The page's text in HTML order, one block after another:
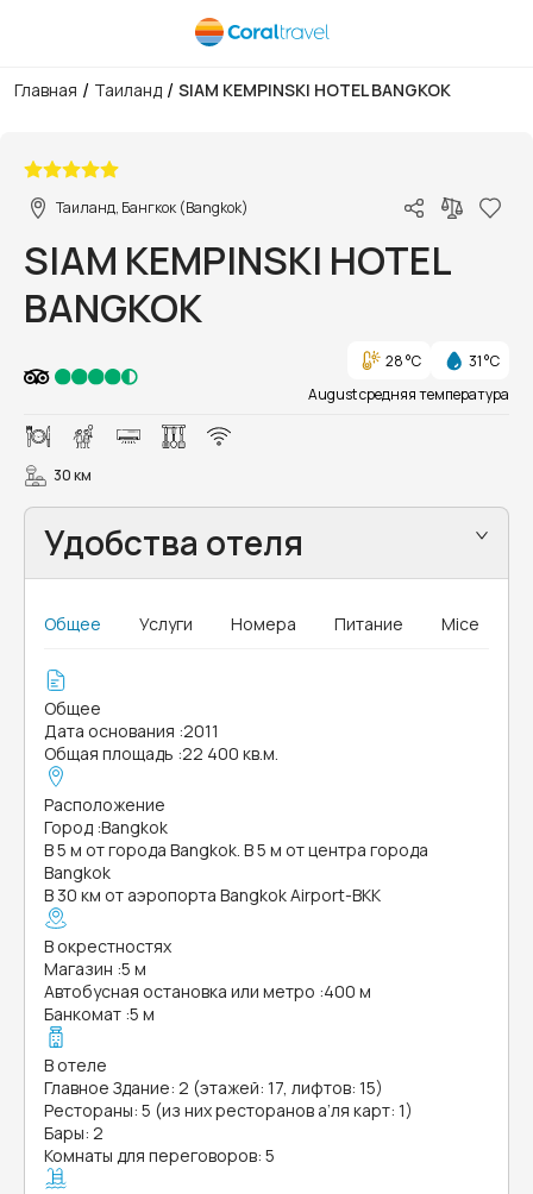
Главная / Таиланд / SIAM KEMPINSKI HOTEL BANGKOK
Таиланд, Бангкок (Bangkok)
SIAM KEMPINSKI HOTEL
BANGKOK
28 °C
31 °C
August средняя температура
30 км
Удобства отеля
Общее Услуги Номера Питание Mice
Общее
Дата основания :2011
Общая площадь :22 400 кв.м.
Расположение
Город :Bangkok
В 5 м от города Bangkok. В 5 м от центра города
Bangkok
В 30 км от аэропорта Bangkok Airport-BKK
В окрестностях
Магазин :5 м
Автобусная остановка или метро :400 м
Банкомат :5 м
В отеле
Главное Здание: 2 (этажей: 17, лифтов: 15)
Рестораны: 5 (из них ресторанов а’ля карт: 1)
Бары: 2
Комнаты для переговоров: 5